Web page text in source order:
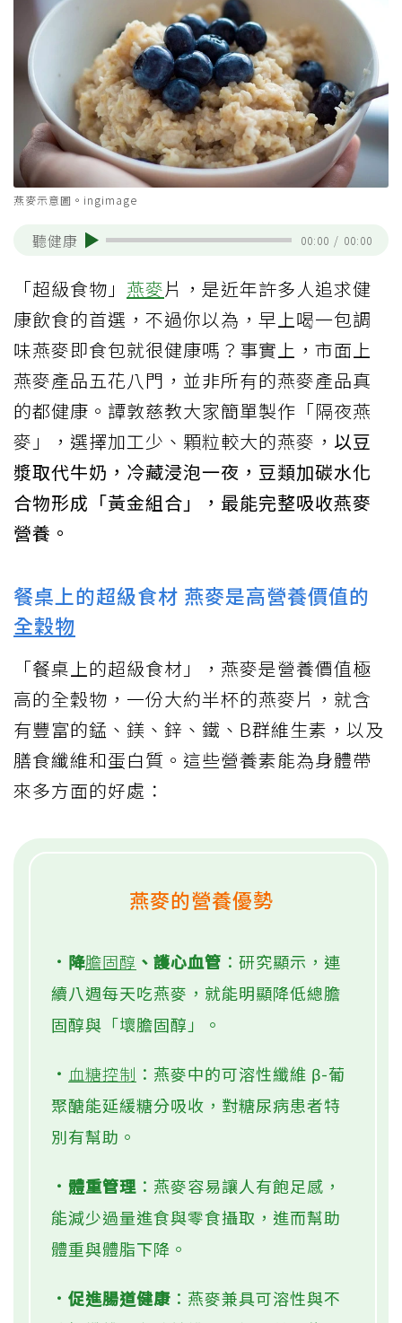
燕麥示意圖。ingimage
聽健康 00:00 / 00:00
「超級食物」 燕麥片，是近年許多人追求健
康飲食的首選，不過你以為，早上喝一包調
味燕麥即食包就很健康嗎？事實上，市面上
燕麥產品五花八門，並非所有的燕麥產品真
的都健康。譚敦慈教大家簡單製作「隔夜燕
麥」，選擇加工少、顆粒較大的燕麥， 以豆
漿取代牛奶，冷藏浸泡一夜，豆類加碳水化
合物形成「黃金組合」，最能完整吸收燕麥
營養。
餐桌上的超級食材 燕麥是高營養價值的
全穀物
「餐桌上的超級食材」，燕麥是營養價值極
高的全穀物，一份大約半杯的燕麥片，就含
有豐富的錳、鎂、鋅、鐵、B群維生素，以及
膳食纖維和蛋白質。這些營養素能為身體帶
來多方面的好處：
燕麥的營養優勢
．降膽固醇 、護心血管 ：研究顯示，連
續八週每天吃燕麥，就能明顯降低總膽
固醇與「壞膽固醇」。
． 血糖控制 ：燕麥中的可溶性纖維 β-葡
聚醣能延緩糖分吸收，對糖尿病患者特
別有幫助。
．體重管理 ：燕麥容易讓人有飽足感，
能減少過量進食與零食攝取，進而幫助
體重與體脂下降。
．促進腸道健康 ：燕麥兼具可溶性與不